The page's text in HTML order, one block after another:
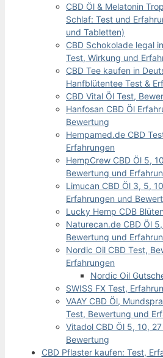
CBD Öl & Melatonin
Schlaf: Test und
und Tabletten)
CBD Schokolade legal
Test, Wirkung und
CBD Tee kaufen in
Hanfblütentee Test &
CBD Vital Öl Test,
Hanfosan CBD Öl
Bewertung
Hempamed.de CBD
Erfahrungen
HempCrew CBD Öl 5,
Bewertung und
Limucan CBD Öl 3, 5,
Erfahrungen und
Lucky Hemp CDB
Naturecan.de CBD Öl
Bewertung und
Nordic Oil CBD Test,
Erfahrungen
Nordic Oil
SWISS FX Test,
VAAY CBD Öl,
Test, Bewertung und
Vitadol CBD Öl 5, 10,
Bewertung
CBD Pflaster kaufen: Test,